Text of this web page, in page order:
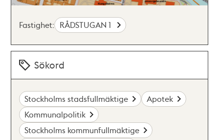
Fastighet: RÅDSTUGAN 1
Sökord
Stockholms stadsfullmäktige
Apotek
Kommunalpolitik
Stockholms kommunfullmäktige